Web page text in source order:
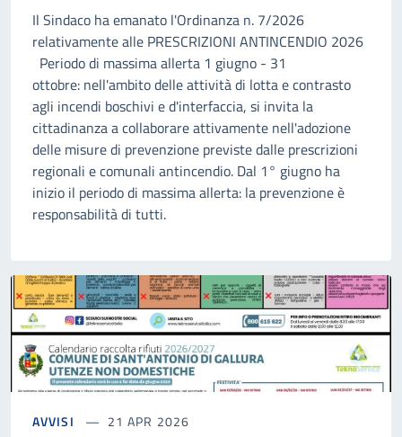
Il Sindaco ha emanato l'Ordinanza n. 7/2026
relativamente alle PRESCRIZIONI ANTINCENDIO 2026
Periodo di massima allerta 1 giugno - 31
ottobre: nell'ambito delle attività di lotta e contrasto
agli incendi boschivi e d'interfaccia, si invita la
cittadinanza a collaborare attivamente nell'adozione
delle misure di prevenzione previste dalle prescrizioni
regionali e comunali antincendio. Dal 1° giugno ha
inizio il periodo di massima allerta: la prevenzione è
responsabilità di tutti.
AVVISI 21 APR 2026